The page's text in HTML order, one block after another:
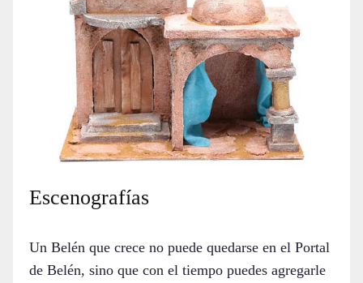
Escenografías
Un Belén que crece no puede quedarse en el Portal
de Belén, sino que con el tiempo puedes agregarle